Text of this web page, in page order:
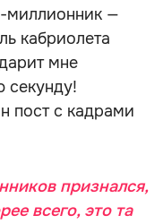
миллионник —
кабриолета
мне
секунду!
пост с кадрами
признался,
всего, это та